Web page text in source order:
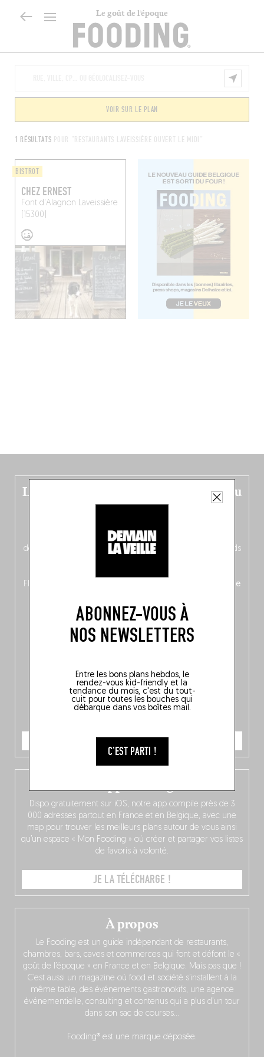
Le goût de l’époque
ABONNEZ-VOUS À
NOS NEWSLETTERS
Entre les bons plans hebdos, le
rendez-vous kid-friendly et la
tendance du mois, c'est du tout-
cuit pour toutes les bouches qui
débarque dans vos boîtes mail.
C'EST PARTI !
1 RÉSULTATS POUR "RESTAURANTS LAVEISSIÈRE OUVERT LE MIDI"
VOIR SUR LE PLAN
BISTROT
CHEZ ERNEST
Font d'Alagnon Laveissière
(15300)
Le nouveau guide Belgique est sorti du
four !
néerlandais côté face – à moins que ne soit l’inverse ?),
découvrez
une partie mag « Nord-Zuid »
qui met les pieds
Flandre, à Bruxelles et en Wallonie, ainsi qu’
un palmarès de
JE COMMANDE
À propos
Le Fooding est un guide indépendant de restaurants,
chambres, bars, caves et commerces qui font et défont le «
goût de l’époque » en France et en Belgique. Mais pas que !
C’est aussi un magazine où food et société s’installent à la
même table, des événements gastronokifs, une agence
événementielle, consulting et contenus qui a plus d’un tour
dans son sac de courses…
Fooding® est une marque déposée.
Dispo gratuitement sur iOS, notre app compile près de 3
000 adresses partout en France et en Belgique, avec une
map pour trouver les meilleurs plans autour de vous ainsi
qu’un espace « Mon Fooding » où créer et partager vos listes
de favoris à volonté.
JE LA TÉLÉCHARGE !